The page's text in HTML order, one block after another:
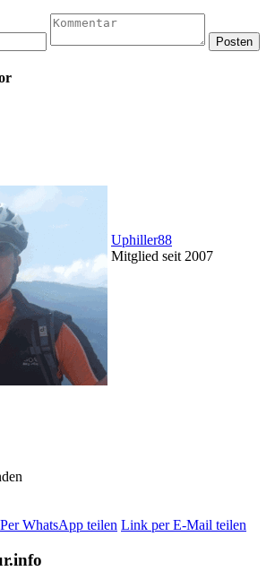
Uphiller88
Mitglied seit 2007
Per WhatsApp teilen Link per E-Mail teilen